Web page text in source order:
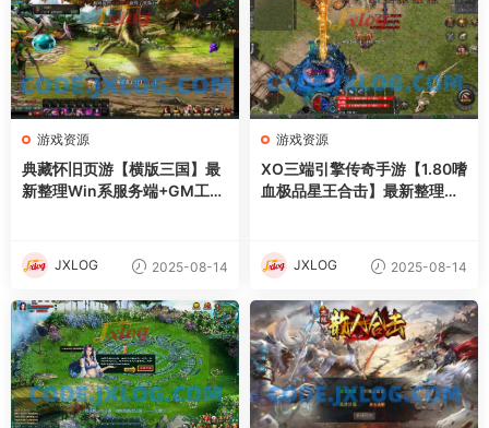
游戏资源
典藏怀旧页游【横版三国】最
新整理Win系服务端+GM工具
JXLOG 2025-08-14
游戏资源
XO三端引擎传奇手游【1.80嗜
血极品星王合击】最新整理Wi
JXLOG 2025-08-14